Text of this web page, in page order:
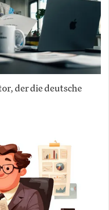
der die deutsche